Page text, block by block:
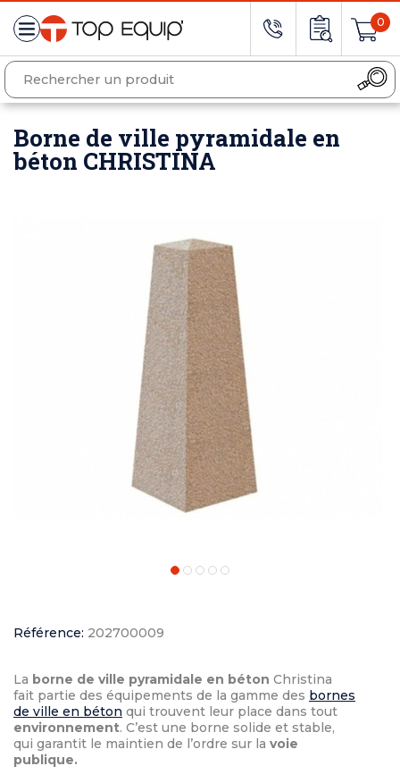
0
Borne de ville pyramidale en
béton CHRISTINA
Référence: 202700009
La borne de ville pyramidale en béton Christina
fait partie des équipements de la gamme des bornes
de ville en béton qui trouvent leur place dans tout
environnement. C’est une borne solide et stable,
qui garantit le maintien de l’ordre sur la voie
publique.